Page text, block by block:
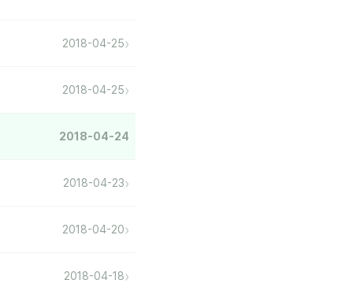
2018-04-25›
2018-04-25›
2018-04-24
2018-04-23›
2018-04-20›
2018-04-18›